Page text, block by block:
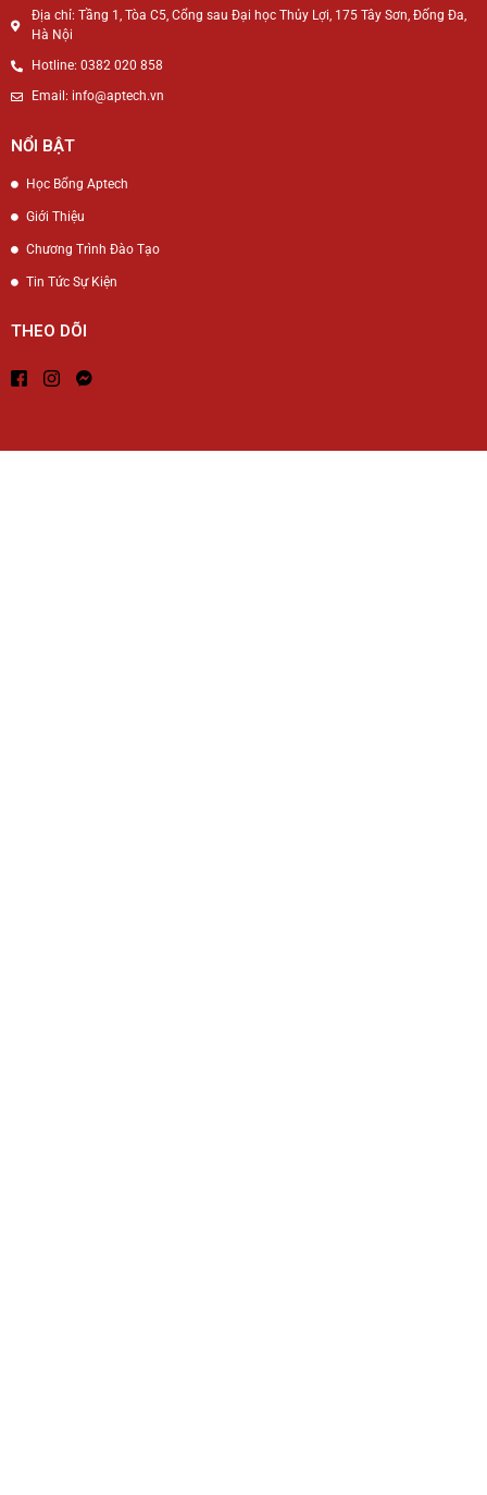
Địa chỉ: Tầng 1, Tòa C5, Cổng sau Đại học Thủy Lợi, 175 Tây Sơn, Đống Đa,
Hà Nội
Hotline: 0382 020 858
Email: info@aptech.vn
NỔI BẬT
Học Bổng Aptech
Giới Thiệu
Chương Trình Đào Tạo
Tin Tức Sự Kiện
THEO DÕI